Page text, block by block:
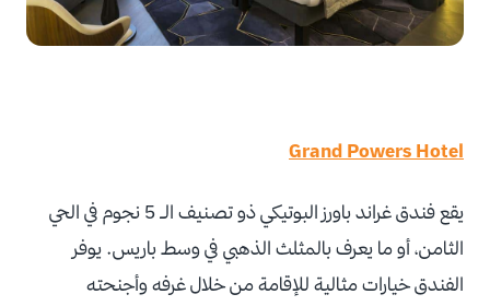
Grand Powers Hotel
يقع فندق غراند باورز البوتيكي ذو تصنيف الـ 5 نجوم في الحي
الثامن، أو ما يعرف بالمثلث الذهبي في وسط باريس. يوفر
الفندق خيارات مثالية للإقامة من خلال غرفه وأجنحته